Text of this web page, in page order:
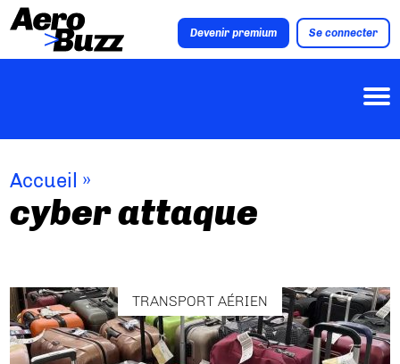
Devenir premium Se connecter
Accueil »
cyber attaque
TRANSPORT AÉRIEN